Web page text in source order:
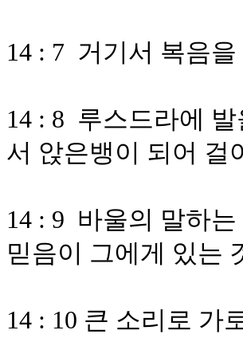
14 : 7 거기서 복음
14 : 8 루스드라에
서 앉은뱅이 되어 걸
14 : 9 바울의 말하
믿음이 그에게 있는
14 : 10 큰 소리로 가